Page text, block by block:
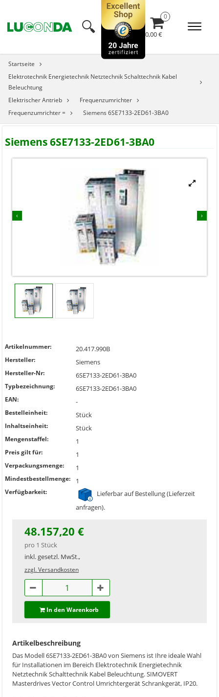
🔍︎ 0,00 €
Startseite
Elektrotechnik Energietechnik Netztechnik Schalttechnik Kabel
Beleuchtung
Elektrischer Antrieb
Frequenzumrichter
Frequenzumrichter =
Siemens 6SE7133-2ED61-3BA0
Siemens 6SE7133-2ED61-3BA0
‹ ›


Artikelnummer: 20.417.990B
Hersteller: Siemens
Hersteller-Nr: 6SE7133-2ED61-3BA0
Typbezeichnung: 6SE7133-2ED61-3BA0
EAN: -
Bestelleinheit: Stück
Inhaltseinheit: Stück
Mengenstaffel: 1
Preis gilt für: 1
Verpackungsmenge: 1
Mindestbestellmenge: 1
Verfügbarkeit:
Lieferbar auf Bestellung (Lieferzeit
anfragen).
48.157,20 €
pro 1 Stück
inkl. gesetzl. MwSt.,
zzgl. Versandkosten
In den Warenkorb
Artikelbeschreibung
Das Modell 6SE7133-2ED61-3BA0 von Siemens ist Ihre ideale Wahl
für Installationen im Bereich Elektrotechnik Energietechnik
Netztechnik Schalttechnik Kabel Beleuchtung. SIMOVERT
Masterdrives Vector Control Umrichtergerät Schrankgerät, IP20.